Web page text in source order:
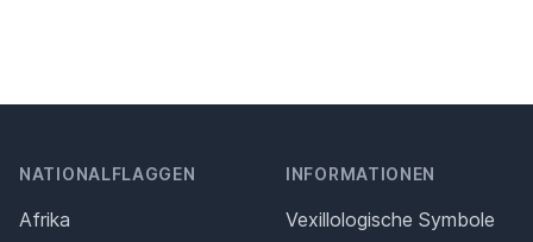
NATIONALFLAGGEN
Afrika
INFORMATIONEN
Vexillologische Symbole